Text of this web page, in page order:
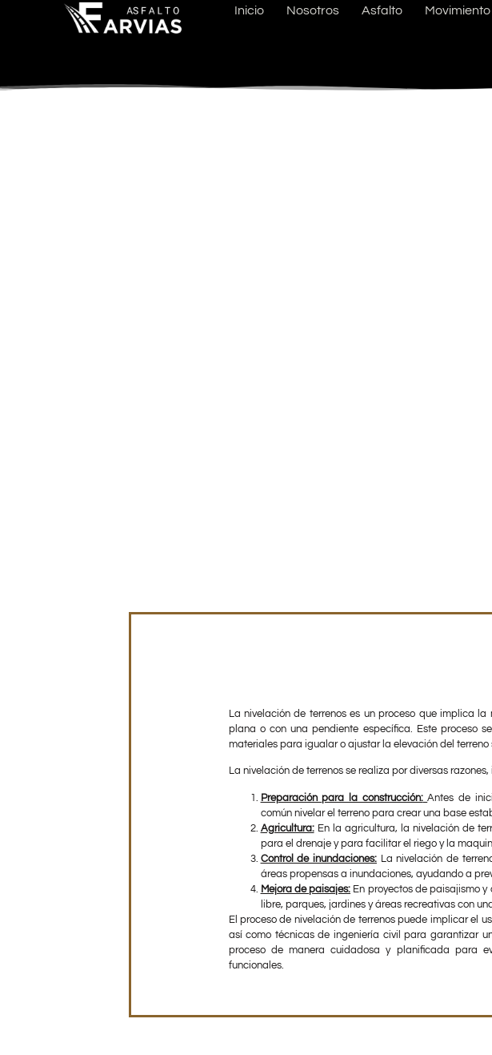
Inicio Nosotros Asfalto
La nivelación de terrenos es un proceso que implica
plana o con una pendiente específica. Este proceso
materiales para igualar o ajustar la elevación del
La nivelación de terrenos se realiza por diversas razones,
Preparación para la construcción: Antes de
común nivelar el terreno para crear una base
Agricultura:En la agricultura, la nivelación de
para el drenaje y para facilitar el riego y la
Control de inundaciones:La nivelación de
áreas propensas a inundaciones, ayudando a
Mejora de paisajes: En proyectos de paisajismo
libre, parques, jardines y áreas recreativas con
El proceso de nivelación de terrenos puede implicar el
así como técnicas de ingeniería civil para garantizar
proceso de manera cuidadosa y planificada para
funcionales.